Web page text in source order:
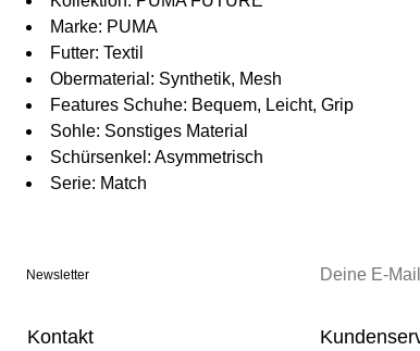
Marke: PUMA
Futter: Textil
Obermaterial: Synthetik, Mesh
Features Schuhe: Bequem, Leicht, Grip
Sohle: Sonstiges Material
Schürsenkel: Asymmetrisch
Serie: Match
Newsletter
Kontakt